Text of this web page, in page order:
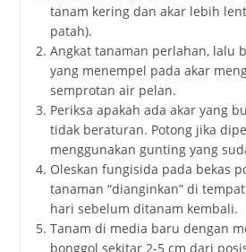
tanam kering dan akar lebih
patah).
Angkat tanaman perlahan, lalu
yang menempel pada akar
semprotan air pelan.
Periksa apakah ada akar yang
tidak beraturan. Potong jika
menggunakan gunting yang
Oleskan fungisida pada bekas
tanaman “dianginkan” di
hari sebelum ditanam kembali.
Tanam di media baru dengan
bonggol sekitar 2-5 cm dari